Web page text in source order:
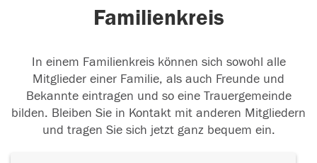
Familienkreis
In einem Familienkreis können sich sowohl alle
Mitglieder einer Familie, als auch Freunde und
Bekannte eintragen und so eine Trauergemeinde
bilden. Bleiben Sie in Kontakt mit anderen Mitgliedern
und tragen Sie sich jetzt ganz bequem ein.